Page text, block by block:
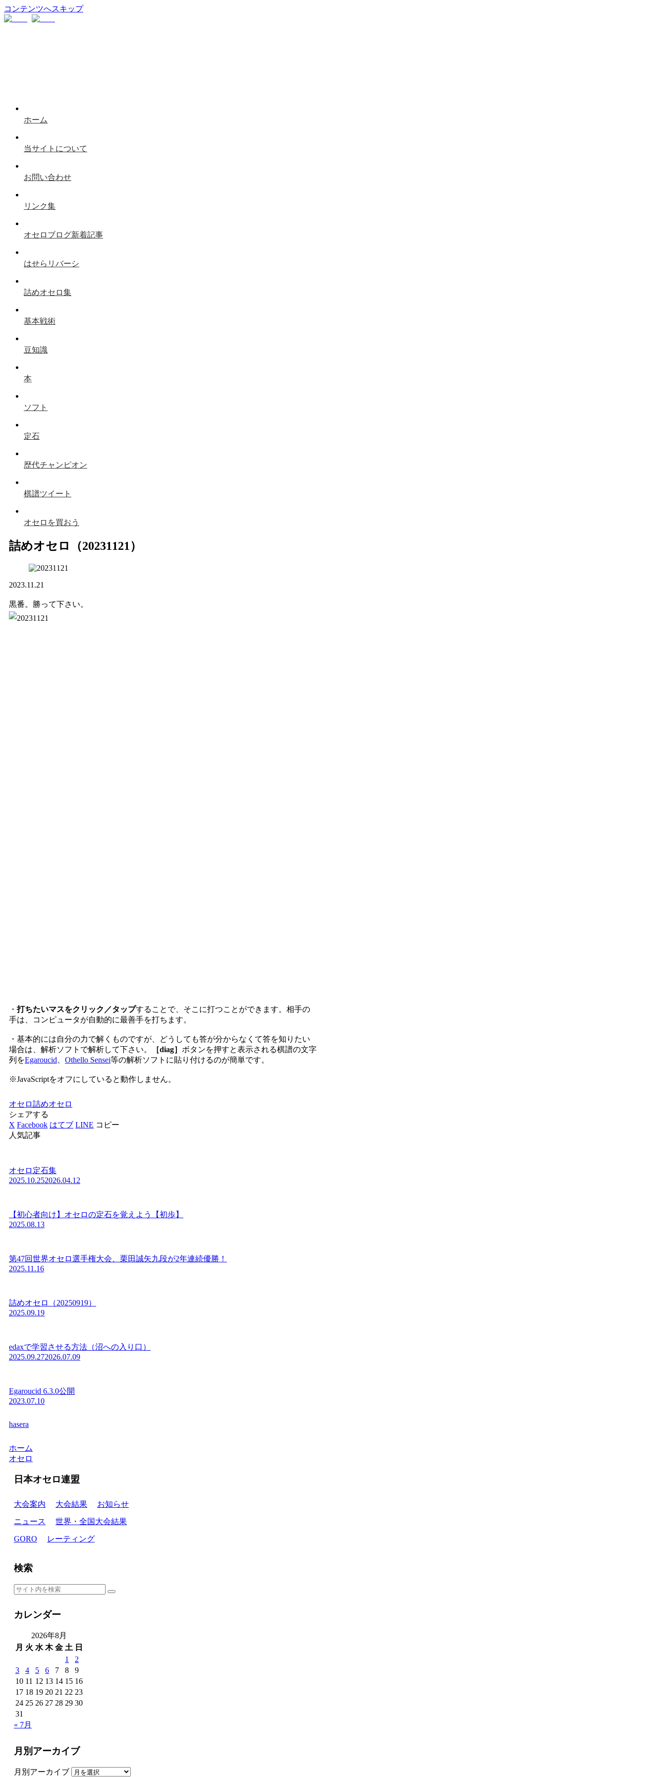
コンテンツへスキップ
ホーム
当サイトについて
お問い合わせ
リンク集
オセロブログ新着記事
はせらリバーシ
詰めオセロ集
基本戦術
豆知識
本
ソフト
定石
歴代チャンピオン
棋譜ツイート
オセロを買おう
詰めオセロ（20231121）
2023.11.21
黒番。勝って下さい。
・打ちたいマスをクリック／タップすることで、そこに打つことができます。相手の
手は、コンピュータが自動的に最善手を打ちます。
・基本的には自分の力で解くものですが、どうしても答が分からなくて答を知りたい
場合は、解析ソフトで解析して下さい。
［diag］ ボタンを押すと表示される棋譜の文字
列をEgaroucid Othello Sensei等の解析ソフトに貼り付けるのが簡単です。
※JavaScriptをオフにしていると動作しません。
オセロ詰めオセロ
シェアする
X Facebook はてブ LINE コピー
人気記事
オセロ定石集
2025.10.252026.04.12
【初心者向け】オセロの定石を覚えよう【初歩】
2025.08.13
第47回世界オセロ選手権大会、栗田誠矢九段が2年連続優勝！
2025.11.16
詰めオセロ（20250919）
2025.09.19
edaxで学習させる方法（沼への入り口）
2025.09.272026.07.09
Egaroucid 6.3.0公開
2023.07.10
hasera
ホーム
オセロ
日本オセロ連盟
大会案内 大会結果 お知らせ
ニュース 世界・全国大会結果
GORO レーティング
検索
カレンダー
2026年8月
月 火 水 木 金 土 日
1
2
3
4 5 6 7 8
9
10 11 12 13 14 15 16
17 18 19 20 21 22 23
24 25 26 27 28 29 30
31
« 7月
月別アーカイブ
月別アーカイブ